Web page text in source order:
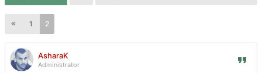
1 2
AsharaK
Administrator